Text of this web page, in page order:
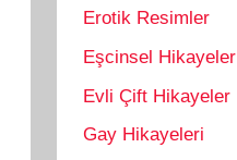
Erotik Resimler
Eşcinsel Hikayeler
Evli Çift Hikayeler
Gay Hikayeleri